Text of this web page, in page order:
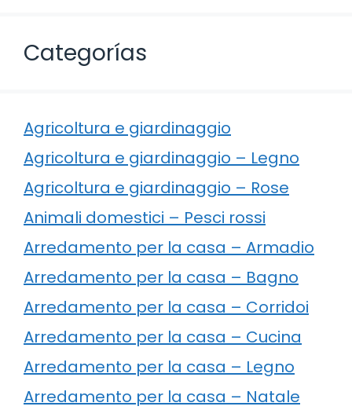
Categorías
Agricoltura e giardinaggio
Agricoltura e giardinaggio – Legno
Agricoltura e giardinaggio – Rose
Animali domestici – Pesci rossi
Arredamento per la casa – Armadio
Arredamento per la casa – Bagno
Arredamento per la casa – Corridoi
Arredamento per la casa – Cucina
Arredamento per la casa – Legno
Arredamento per la casa – Natale